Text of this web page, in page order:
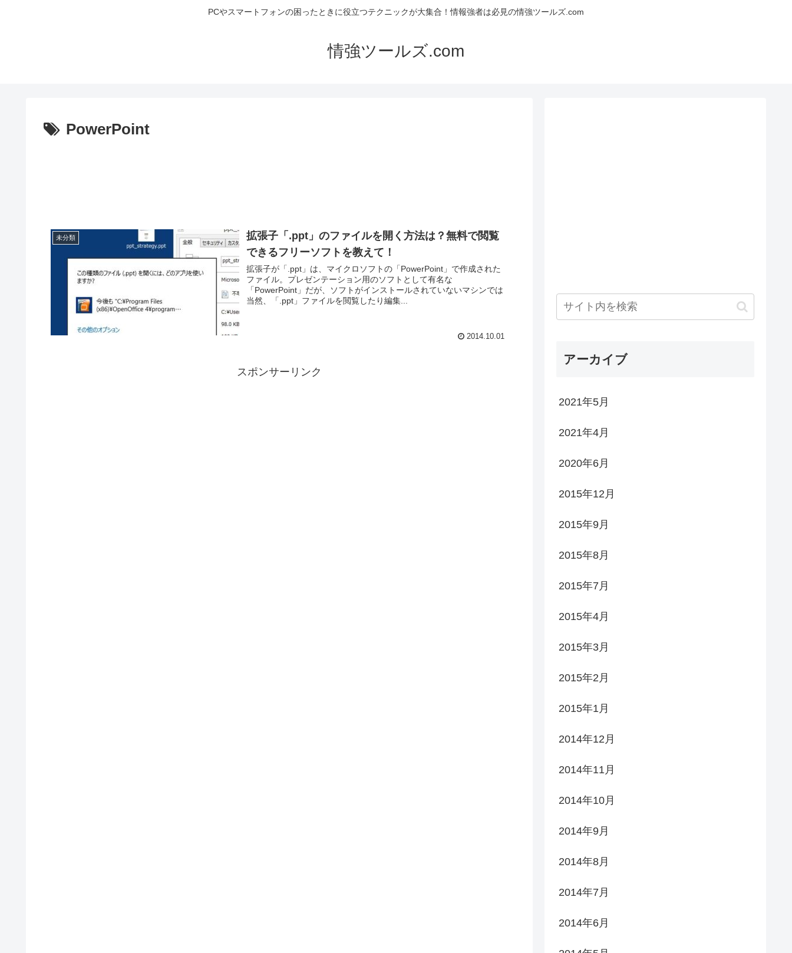
PCやスマートフォンの困ったときに役立つテクニックが大集合！情報強者は必見の情強ツールズ.com
情強ツールズ.com
PowerPoint
未分類
拡張子「.ppt」のファイルを開く方法は？無料で閲覧
できるフリーソフトを教えて！
拡張子が「.ppt」は、マイクロソフトの「PowerPoint」で作成された
ファイル。プレゼンテーション用のソフトとして有名な
「PowerPoint」だが、ソフトがインストールされていないマシンでは
当然、「.ppt」ファイルを閲覧したり編集...
2014.10.01
スポンサーリンク
アーカイブ
2021年5月
2021年4月
2020年6月
2015年12月
2015年9月
2015年8月
2015年7月
2015年4月
2015年3月
2015年2月
2015年1月
2014年12月
2014年11月
2014年10月
2014年9月
2014年8月
2014年7月
2014年6月